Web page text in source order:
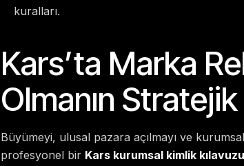
kuralları.
Kars’ta Marka
Olmanın Stratejik
Büyümeyi, ulusal pazara açılmayı ve
profesyonel bir Kars kurumsal kimlik kılavuzu